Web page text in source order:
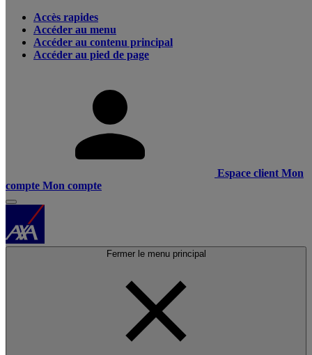
Accès rapides
Accéder au menu
Accéder au contenu principal
Accéder au pied de page
Espace client Mon
compte Mon compte
Fermer le menu principal